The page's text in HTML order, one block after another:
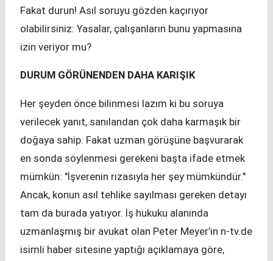
Fakat durun! Asıl soruyu gözden kaçırıyor
olabilirsiniz: Yasalar, çalışanların bunu yapmasına
izin veriyor mu?
DURUM GÖRÜNENDEN DAHA KARIŞIK
Her şeyden önce bilinmesi lazım ki bu soruya
verilecek yanıt, sanılandan çok daha karmaşık bir
doğaya sahip. Fakat uzman görüşüne başvurarak
en sonda söylenmesi gerekeni başta ifade etmek
mümkün: "İşverenin rızasıyla her şey mümkündür."
Ancak, konun asıl tehlike sayılması gereken detayı
tam da burada yatıyor. İş hukuku alanında
uzmanlaşmış bir avukat olan Peter Meyer’in n-tv.de
isimli haber sitesine yaptığı açıklamaya göre,